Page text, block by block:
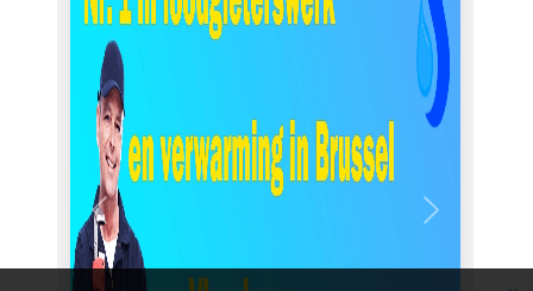
Précédent Suivant